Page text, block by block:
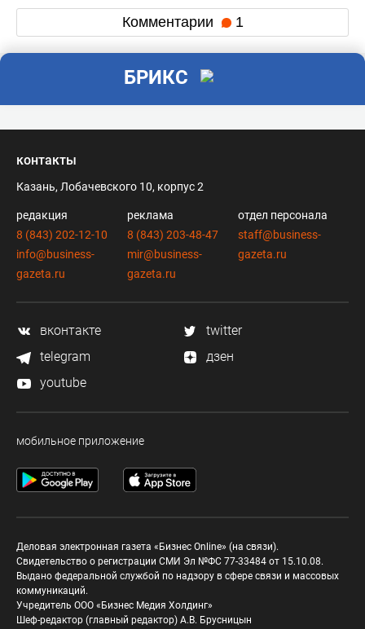
Комментарии 1
БРИКС
контакты
Казань, Лобачевского 10, корпус 2
редакция
8 (843) 202-12-10
info@business-
gazeta.ru
реклама
8 (843) 203-48-47
mir@business-
gazeta.ru
отдел персонала
staff@business-
gazeta.ru
вконтакте
twitter
telegram
дзен
youtube
мобильное приложение
Деловая электронная газета «Бизнес Online» (на связи).
Свидетельство о регистрации СМИ Эл №ФС 77-33484 от 15.10.08.
Выдано федеральной службой по надзору в сфере связи и массовых
коммуникаций.
Учредитель ООО «Бизнес Медия Холдинг»
Шеф-редактор (главный редактор) А.В. Брусницын